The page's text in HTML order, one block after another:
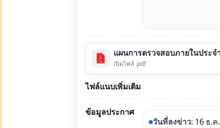
แผนการตรวจสอบภายในประ
เปิดไฟล์ .pdf
ไฟล์แนบเพิ่มเติม
ข้อมูลประกาศ
วันที่ลงข่าว: 16 ธ.ค